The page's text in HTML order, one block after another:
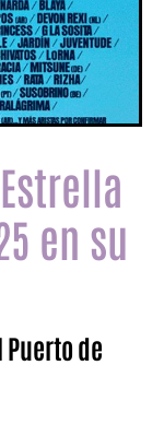
en su
Puerto de